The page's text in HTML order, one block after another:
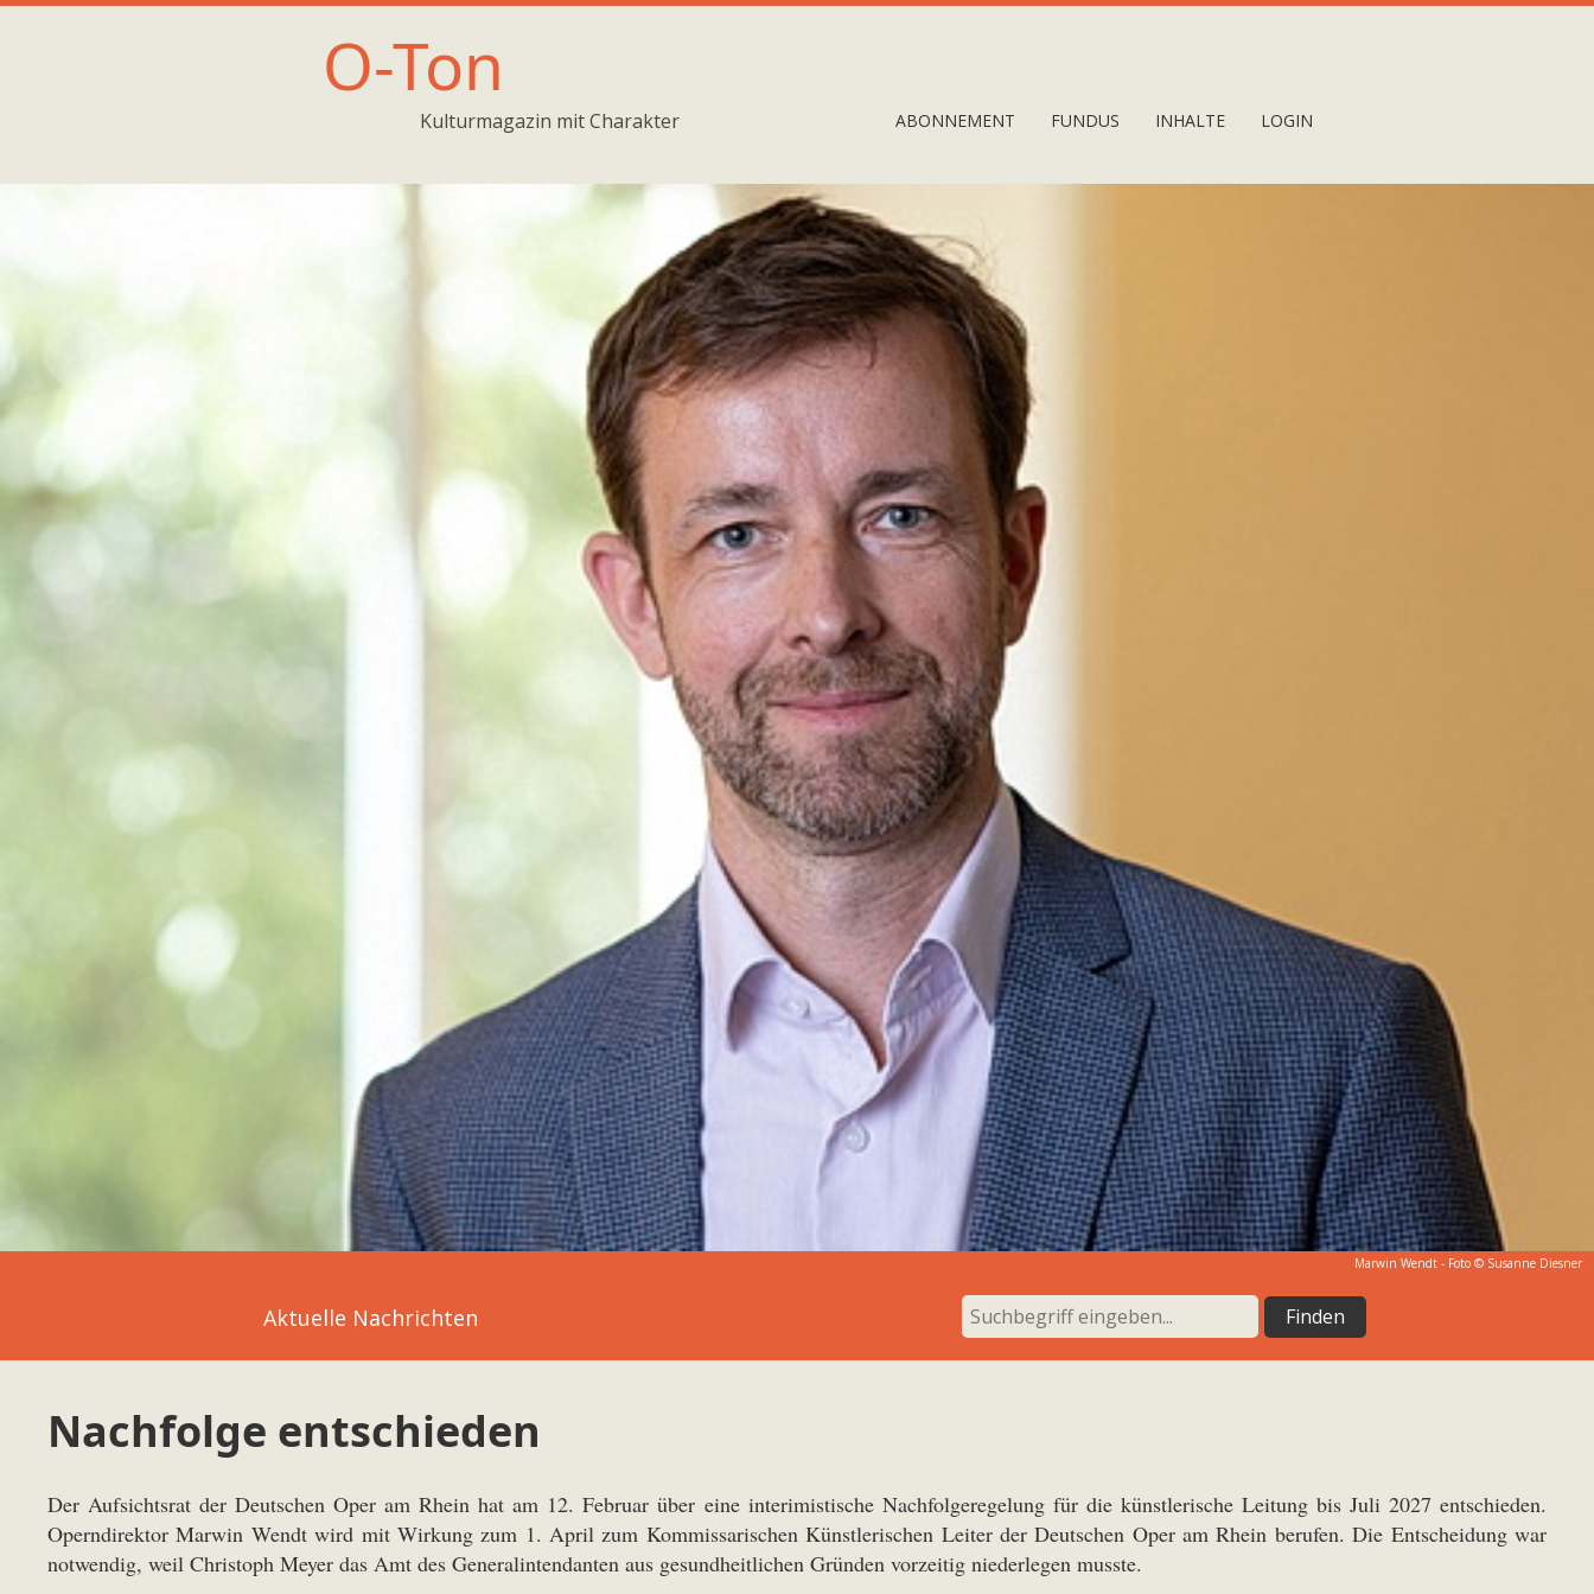
O-Ton
Kulturmagazin mit Charakter ABONNEMENT FUNDUS INHALTE LOGIN
Marwin Wendt - Foto © Susanne Diesner
Aktuelle Nachrichten
Nachfolge entschieden
Der Aufsichtsrat der Deutschen Oper am Rhein hat am 12. Februar über eine interimis­tische Nachfolgeregelung für die künstlerische Leitung bis Juli 2027 entschieden.
Operndirektor Marwin Wendt wird mit Wirkung zum 1. April zum Kommissarischen Künstlerischen Leiter der Deutschen Oper am Rhein berufen. Die Entscheidung war
notwendig, weil Christoph Meyer das Amt des Generalintendanten aus gesundheitlichen Gründen vorzeitig niederlegen musste.